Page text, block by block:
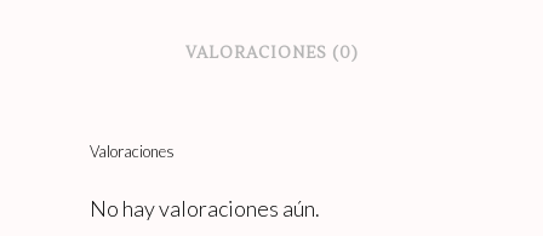
VALORACIONES (0)
Valoraciones
No hay valoraciones aún.